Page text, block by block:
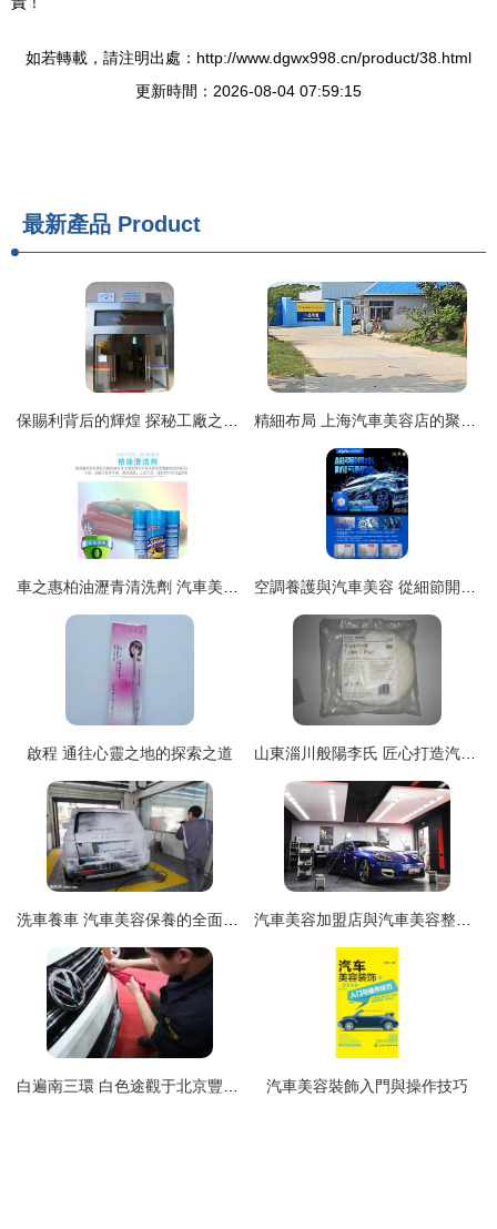
如若轉載，請注明出處：http://www.dgwx998.cn/product/38.html
更新時間：2026-08-04 07:59:15
最新產品 Product
啟程 通往心靈之地的探索之道
汽車美容裝飾入門與操作技巧